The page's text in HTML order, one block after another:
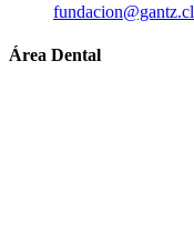
fundacion@gantz.cl
Área Dental